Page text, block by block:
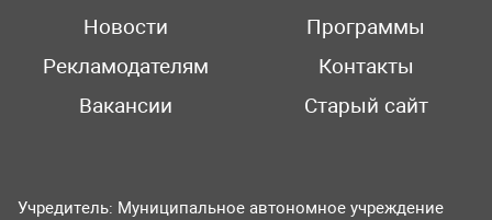
Новости
Программы
Рекламодателям
Контакты
Вакансии
Старый сайт
Учредитель: Муниципальное автономное учреждение